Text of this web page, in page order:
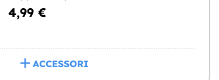
4,99 €
ACCESSORI